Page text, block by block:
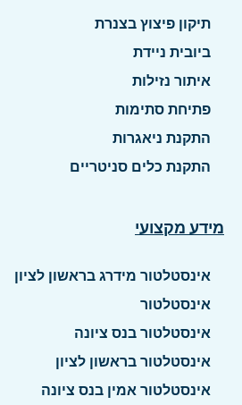
תיקון פיצוץ בצנרת
ביובית ניידת
איתור נזילות
פתיחת סתימות
התקנת ניאגרות
התקנת כלים סניטריים
מידע מקצועי
אינסטלטור מידרג בראשון לציון
אינסטלטור
אינסטלטור בנס ציונה
אינסטלטור בראשון לציון
אינסטלטור אמין בנס ציונה